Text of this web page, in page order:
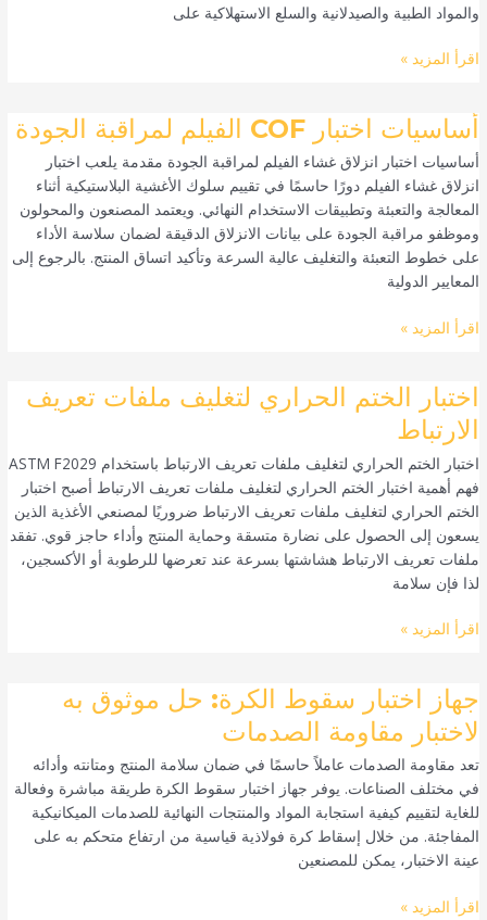
والمواد الطبية والصيدلانية والسلع الاستهلاكية على
والتغليف
اقرأ المزيد »
أساسيات اختبار COF الفيلم لمراقبة الجودة
أساسيات اختبار انزلاق غشاء الفيلم لمراقبة الجودة مقدمة يلعب اختبار
انزلاق غشاء الفيلم دورًا حاسمًا في تقييم سلوك الأغشية البلاستيكية أثناء
المعالجة والتعبئة وتطبيقات الاستخدام النهائي. ويعتمد المصنعون والمحولون
وموظفو مراقبة الجودة على بيانات الانزلاق الدقيقة لضمان سلاسة الأداء
على خطوط التعبئة والتغليف عالية السرعة وتأكيد اتساق المنتج. بالرجوع إلى
المعايير الدولية
أساسيات
COF
الفيلم
لمراقبة
الجودة
اقرأ المزيد »
اختبار الختم الحراري لتغليف ملفات تعريف
الارتباط
اختبار الختم الحراري لتغليف ملفات تعريف الارتباط باستخدام ASTM F2029
فهم أهمية اختبار الختم الحراري لتغليف ملفات تعريف الارتباط أصبح اختبار
الختم الحراري لتغليف ملفات تعريف الارتباط ضروريًا لمصنعي الأغذية الذين
يسعون إلى الحصول على نضارة متسقة وحماية المنتج وأداء حاجز قوي. تفقد
ملفات تعريف الارتباط هشاشتها بسرعة عند تعرضها للرطوبة أو الأكسجين،
لذا فإن سلامة
اختبار
الختم
الحراري
لتغليف
ملفات
تعريف
الارتباط
اقرأ المزيد »
جهاز اختبار سقوط الكرة: حل موثوق به
لاختبار مقاومة الصدمات
تعد مقاومة الصدمات عاملاً حاسمًا في ضمان سلامة المنتج ومتانته وأدائه
في مختلف الصناعات. يوفر جهاز اختبار سقوط الكرة طريقة مباشرة وفعالة
للغاية لتقييم كيفية استجابة المواد والمنتجات النهائية للصدمات الميكانيكية
المفاجئة. من خلال إسقاط كرة فولاذية قياسية من ارتفاع متحكم به على
عينة الاختبار، يمكن للمصنعين
جهاز
اختبار
سقوط
الكرة:
حل
موثوق
به
لاختبار
الصدمات
اقرأ المزيد »